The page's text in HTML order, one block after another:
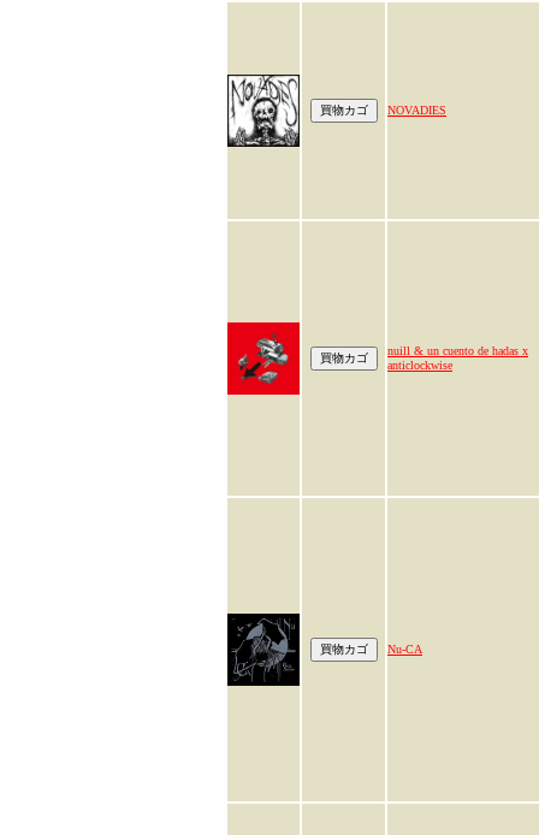
NOVADIES
nuill & un cuento de hadas x
anticlockwise
Nu-CA